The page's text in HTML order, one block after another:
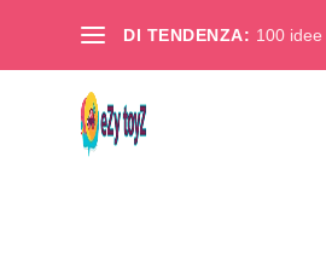
DI TENDENZA: 100